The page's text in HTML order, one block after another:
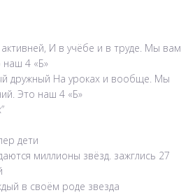
И в учёбе и в труде. Мы вам
наш 4 «Б»
дружный На уроках и вообще. Мы
Это наш 4 «Б»
дети
миллионы звёзд. зажглись 27
в своём роде звезда